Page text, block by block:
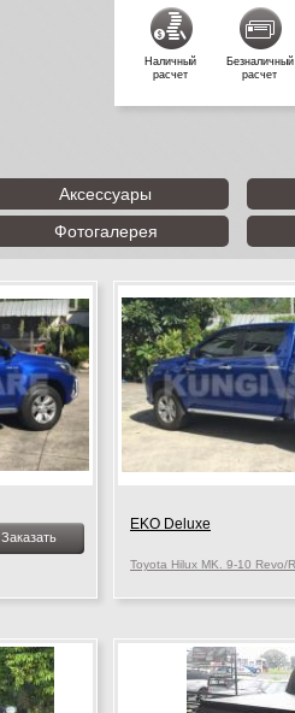
Наличный
расчет
Безналичный
расчет
Аксессуары
Фотогалерея
Заказать
EKO Deluxe